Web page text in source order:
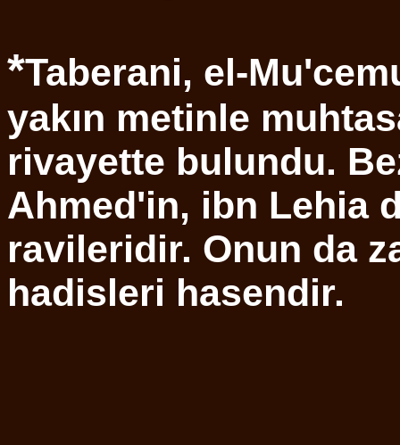
*Taberani, el-
yakın metinle
rivayette bulundu.
Ahmed'in, ibn Lehia
ravileridir. Onun da
hadisleri hasendir.